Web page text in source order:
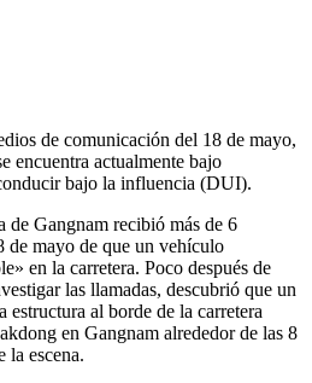
de comunicación del 18 de mayo,
encuentra actualmente bajo
bajo la influencia (DUI).
de Gangnam recibió más de 6
de mayo de que un vehículo
en la carretera. Poco después de
las llamadas, descubrió que un
estructura al borde de la carretera
en Gangnam alrededor de las 8
la escena.